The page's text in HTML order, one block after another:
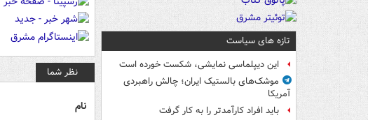
تازه های سیاست
این دیپلماسی نمایشی، شکست خورده است
موشک‌های بالستیک ایران؛ چالش راهبردی
آمریکا
باید افراد کارآمدتر را به کار گرفت
نظر شما
نام